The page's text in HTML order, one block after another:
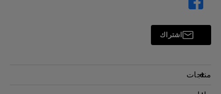
اشتراك
منتجات
بروجكتر